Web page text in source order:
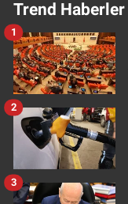
Trend Haberler
1
2
3